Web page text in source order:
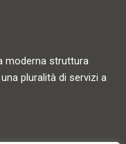
moderna struttura
pluralità di servizi a